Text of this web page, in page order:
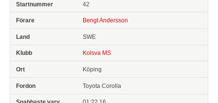
42
Bengt Andersson
SWE
Kolsva MS
Köping
Toyota Corolla